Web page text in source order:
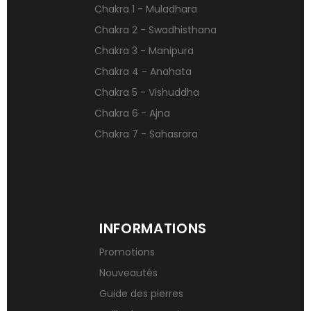
Pierres naturelles contre le stress
Qu’est-ce qu’une gemme ?
Signification des pierres de naissance
Chakra 1 - Muladhara
Chakra 2 - Swadhisthana
Chakra 3 - Manipura
Chakra 4 - Anahata
Chakra 5 - Vishuddha
Chakra 6 - Ajna
Chakra 7 - Sahasrara
INFORMATIONS
Promotions
Nouveautés
Guide des pierres